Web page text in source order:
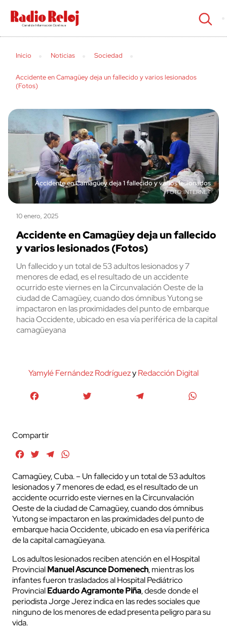
cerrar
Inicio Noticias Sociedad
Accidente en Camagüey deja un fallecido y varios lesionados
(Fotos)
Accidente en Camagüey deja 1 fallecido y varios lesionados
INTERNET
10 enero, 2025
Accidente en Camagüey deja un fallecido
y varios lesionados (Fotos)
Un fallecido y un total de 53 adultos lesionados y 7
menores de edad, es el resultado de un accidente
ocurrido este viernes en la Circunvalación Oeste de la
ciudad de Camagüey, cuando dos ómnibus Yutong se
impactaron en las proximidades del punto de embarque
hacia Occidente, ubicado en esa vía periférica de la capital
camagüeyana
Yamylé Fernández RodríguezyRedacción Digital
Compartir
FacebookTwitterTelegram
Camagüey, Cuba. – Un fallecido y un total de 53 adultos
lesionados y 7 menores de edad, es el resultado de un
accidente ocurrido este viernes en la Circunvalación
Oeste de la ciudad de Camagüey, cuando dos ómnibus
Yutong se impactaron en las proximidades del punto de
embarque hacia Occidente, ubicado en esa vía periférica
de la capital camagüeyana.
Los adultos lesionados reciben atención en el Hospital
ProvincialManuel Ascunce Domenech, mientras los
infantes fueron trasladados al Hospital Pediátrico
ProvincialEduardo Agramonte Piña, desde donde el
periodista Jorge Jerez indica en las redes sociales que
ninguno de los menores de edad presenta peligro para su
vida.